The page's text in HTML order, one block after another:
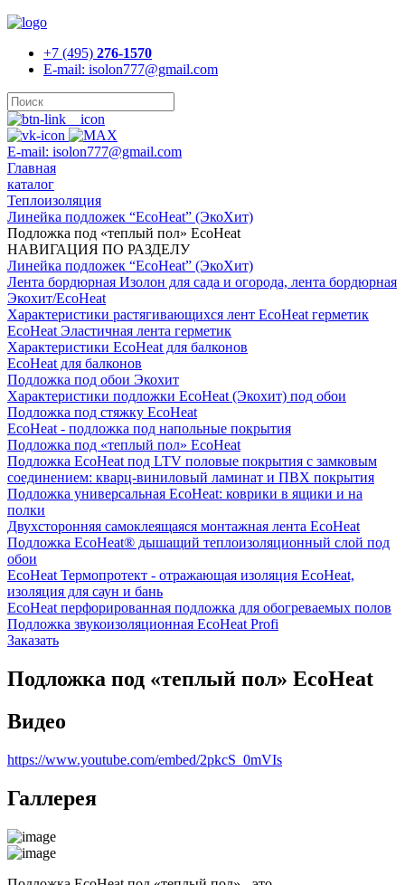
+7 (495) 276-1570
E-mail: isolon777@gmail.com
E-mail: isolon777@gmail.com
Главная
каталог
Теплоизоляция
Линейка подложек “EcoHeat” (ЭкоХит)
Подложка под «теплый пол» ЕcoHeat
НАВИГАЦИЯ ПО РАЗДЕЛУ
Линейка подложек “EcoHeat” (ЭкоХит)
Лента бордюрная Изолон для сада и огорода, лента бордюрная
Экохит/EcoHeat
Характеристики растягивающихся лент EcoHeat герметик
EcoHeat Эластичная лента герметик
Характеристики EcoHeat для балконов
EcoHeat для балконов
Подложка под обои Экохит
Характеристики подложки EcoHeat (Экохит) под обои
Подложка под стяжку EcoHeat
EcoHeat - подложка под напольные покрытия
Подложка под «теплый пол» ЕcoHeat
Подложка EcoHeat под LTV половые покрытия c замковым
соединением: кварц-виниловый ламинат и ПВХ покрытия
Подложка универсальная EcoHeat: коврики в ящики и на
полки
Двухсторонняя самоклеящаяся монтажная лента EcoHeat
Подложка EcoHeat® дышащий теплоизоляционный слой под
обои
EcoHeat Термопротект - отражающая изоляция EcoHeat,
изоляция для саун и бань
EcoHeat перфорированная подложка для обогреваемых полов
Подложка звукоизоляционная EcoHeat Profi
Заказать
Подложка под «теплый пол» ЕcoHeat
Видео
https://www.youtube.com/embed/2pkcS_0mVIs
Галлерея